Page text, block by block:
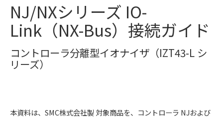
NJ/NXシリーズ IO-
Link（NX-Bus）接続ガイド
コントローラ分離型イオナイザ（IZT43-L シ
リーズ）
本資料は、SMC株式会社製 対象商品を、コントローラ NJおよび